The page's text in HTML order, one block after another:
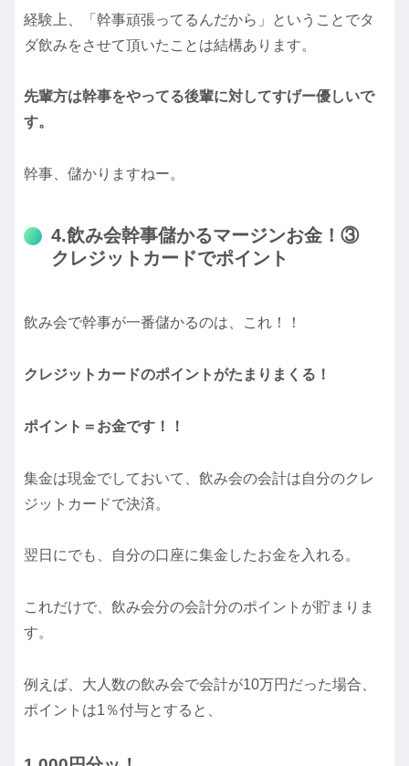
経験上、「幹事頑張ってるんだから」ということでタ
ダ飲みをさせて頂いたことは結構あります。
先輩方は幹事をやってる後輩に対してすげー優しいで
す。
幹事、儲かりますねー。
4.飲み会幹事儲かるマージンお金！③
クレジットカードでポイント
飲み会で幹事が一番儲かるのは、これ！！
クレジットカードのポイントがたまりまくる！
ポイント＝お金です！！
集金は現金でしておいて、飲み会の会計は自分のクレ
ジットカードで決済。
翌日にでも、自分の口座に集金したお金を入れる。
これだけで、飲み会分の会計分のポイントが貯まりま
す。
例えば、大人数の飲み会で会計が10万円だった場合、
ポイントは1％付与とすると、